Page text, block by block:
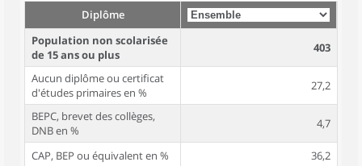
Diplôme
Population non scolarisée
de 15 ans ou plus
403
Aucun diplôme ou certificat
d'études primaires en %
27,2
BEPC, brevet des collèges,
DNB en %
4,7
CAP, BEP ou équivalent en %
36,2